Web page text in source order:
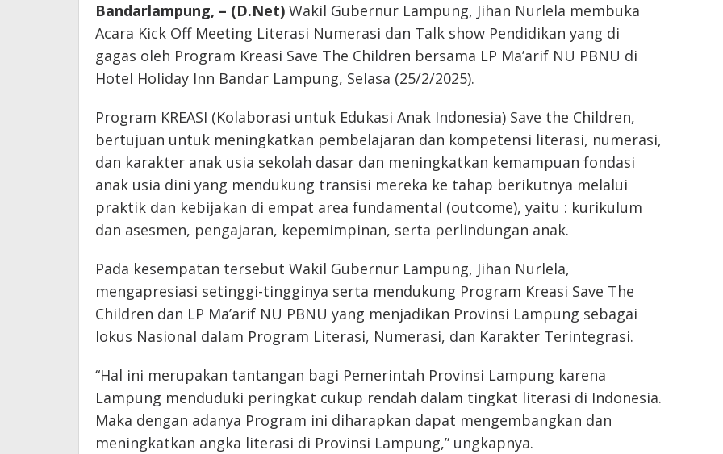
Bandarlampung, – (D.Net) Wakil Gubernur Lampung, Jihan Nurlela membuka
Acara Kick Off Meeting Literasi Numerasi dan Talk show Pendidikan yang di
gagas oleh Program Kreasi Save The Children bersama LP Ma’arif NU PBNU di
Hotel Holiday Inn Bandar Lampung, Selasa (25/2/2025).
Program KREASI (Kolaborasi untuk Edukasi Anak Indonesia) Save the Children,
bertujuan untuk meningkatkan pembelajaran dan kompetensi literasi, numerasi,
dan karakter anak usia sekolah dasar dan meningkatkan kemampuan fondasi
anak usia dini yang mendukung transisi mereka ke tahap berikutnya melalui
praktik dan kebijakan di empat area fundamental (outcome), yaitu : kurikulum
dan asesmen, pengajaran, kepemimpinan, serta perlindungan anak.
Pada kesempatan tersebut Wakil Gubernur Lampung, Jihan Nurlela,
mengapresiasi setinggi-tingginya serta mendukung Program Kreasi Save The
Children dan LP Ma’arif NU PBNU yang menjadikan Provinsi Lampung sebagai
lokus Nasional dalam Program Literasi, Numerasi, dan Karakter Terintegrasi.
“Hal ini merupakan tantangan bagi Pemerintah Provinsi Lampung karena
Lampung menduduki peringkat cukup rendah dalam tingkat literasi di Indonesia.
Maka dengan adanya Program ini diharapkan dapat mengembangkan dan
meningkatkan angka literasi di Provinsi Lampung,” ungkapnya.